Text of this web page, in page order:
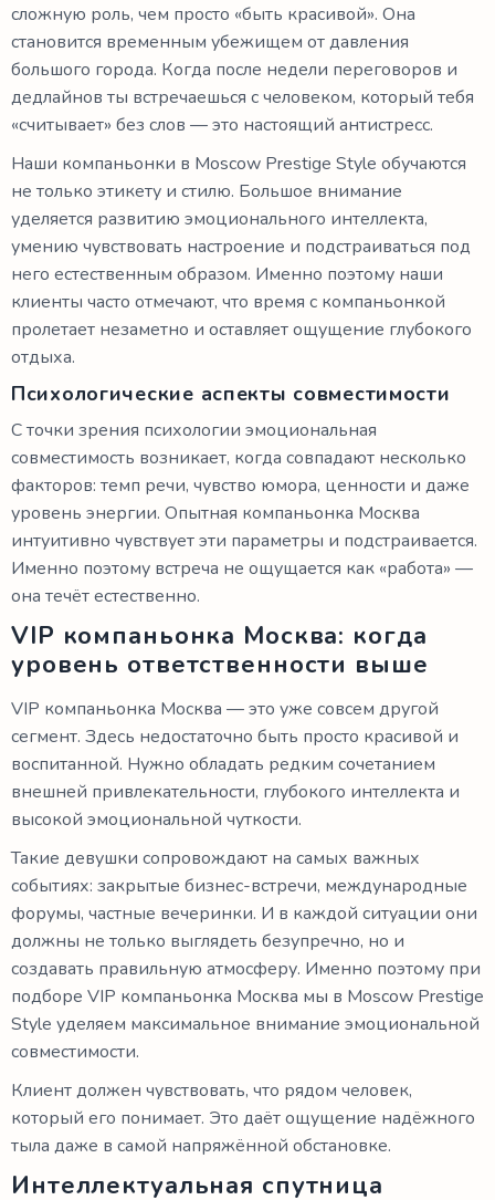
сложную роль, чем просто «быть красивой». Она
становится временным убежищем от давления
большого города. Когда после недели переговоров и
дедлайнов ты встречаешься с человеком, который тебя
«считывает» без слов — это настоящий антистресс.
Наши компаньонки в Moscow Prestige Style обучаются
не только этикету и стилю. Большое внимание
уделяется развитию эмоционального интеллекта,
умению чувствовать настроение и подстраиваться под
него естественным образом. Именно поэтому наши
клиенты часто отмечают, что время с компаньонкой
пролетает незаметно и оставляет ощущение глубокого
отдыха.
Психологические аспекты совместимости
С точки зрения психологии эмоциональная
совместимость возникает, когда совпадают несколько
факторов: темп речи, чувство юмора, ценности и даже
уровень энергии. Опытная компаньонка Москва
интуитивно чувствует эти параметры и подстраивается.
Именно поэтому встреча не ощущается как «работа» —
она течёт естественно.
VIP компаньонка Москва: когда
уровень ответственности выше
VIP компаньонка Москва — это уже совсем другой
сегмент. Здесь недостаточно быть просто красивой и
воспитанной. Нужно обладать редким сочетанием
внешней привлекательности, глубокого интеллекта и
высокой эмоциональной чуткости.
Такие девушки сопровождают на самых важных
событиях: закрытые бизнес-встречи, международные
форумы, частные вечеринки. И в каждой ситуации они
должны не только выглядеть безупречно, но и
создавать правильную атмосферу. Именно поэтому при
подборе VIP компаньонка Москва мы в Moscow Prestige
Style уделяем максимальное внимание эмоциональной
совместимости.
Клиент должен чувствовать, что рядом человек,
который его понимает. Это даёт ощущение надёжного
тыла даже в самой напряжённой обстановке.
Интеллектуальная спутница